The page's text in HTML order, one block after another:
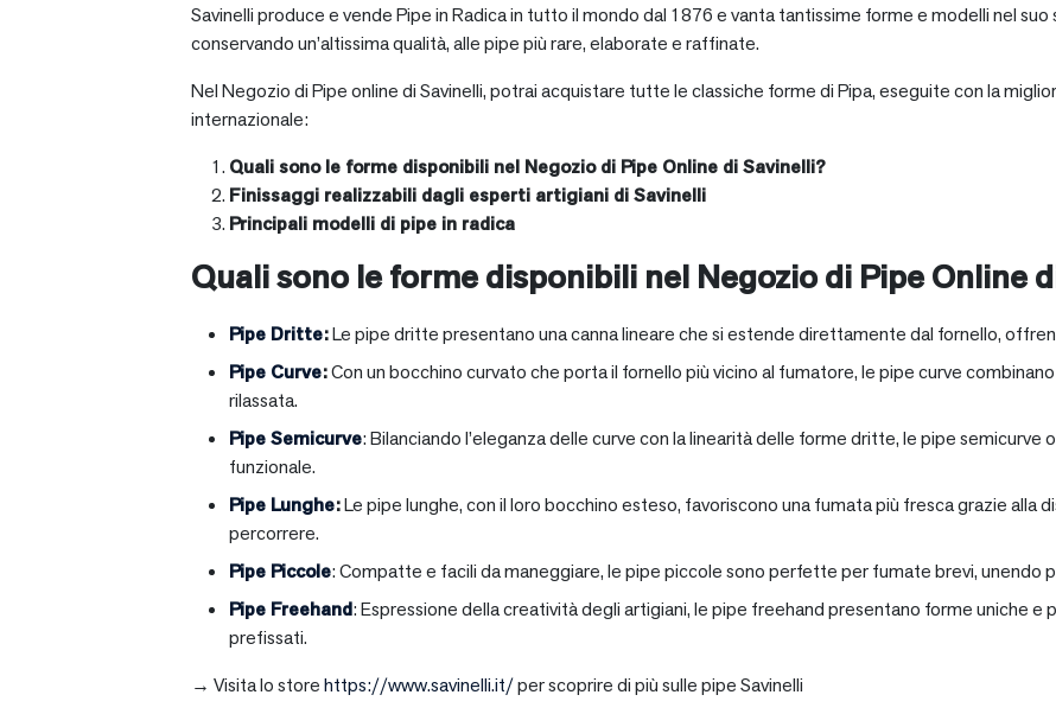
Savinelli produce e vende Pipe in Radica in tutto il mondo dal 1876 e vanta tantissime forme e modelli nel
conservando un’altissima qualità, alle pipe più rare, elaborate e raffinate.
Nel Negozio di Pipe online di Savinelli, potrai acquistare tutte le classiche forme di Pipa, eseguite con la
internazionale:
Quali sono le forme disponibili nel Negozio di Pipe Online di Savinelli?
Finissaggi realizzabili dagli esperti artigiani di Savinelli
Principali modelli di pipe in radica
Quali sono le forme disponibili nel Negozio di Pipe Online
Pipe Dritte:Le pipe dritte presentano una canna lineare che si estende direttamente dal fornello,
Pipe Curve:Con un bocchino curvato che porta il fornello più vicino al fumatore, le pipe curve
rilassata.
Pipe Semicurve: Bilanciando l’eleganza delle curve con la linearità delle forme dritte, le pipe
funzionale.
Pipe Lunghe:Le pipe lunghe, con il loro bocchino esteso, favoriscono una fumata più fresca grazie alla
percorrere.
Pipe Piccole: Compatte e facili da maneggiare, le pipe piccole sono perfette per fumate brevi, unendo
Pipe Freehand: Espressione della creatività degli artigiani, le pipe freehand presentano forme uniche e
prefissati.
→ Visita lo storehttps://www.savinelli.it/per scoprire di più sulle pipe Savinelli